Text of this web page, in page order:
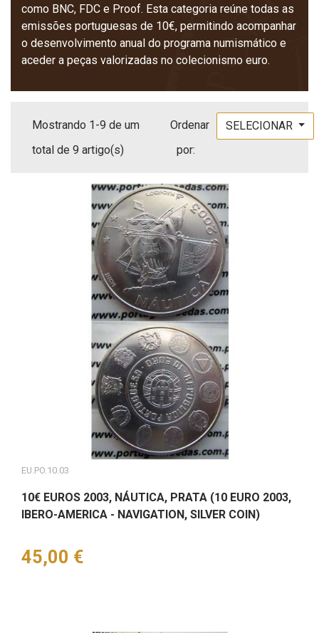
como BNC, FDC e Proof. Esta categoria reúne todas as
emissões portuguesas de 10€, permitindo acompanhar
o desenvolvimento anual do programa numismático e
aceder a peças valorizadas no colecionismo euro.
Mostrando 1-9 de um
total de 9 artigo(s)
Ordenar
por:
SELECIONAR
EU.PO.10.03
10€ EUROS 2003, NÁUTICA, PRATA (10 EURO 2003,
IBERO-AMERICA - NAVIGATION, SILVER COIN)
Preço
45,00 €